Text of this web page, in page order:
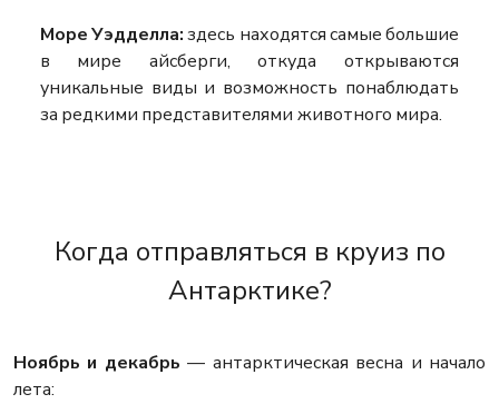
Море Уэдделла:здесь находятся самые большие
в мире айсберги, откуда открываются
уникальные виды и возможность понаблюдать
за редкими представителями животного мира.
Когда отправляться в круиз по
Антарктике?
Ноябрь и декабрь — антарктическая весна и начало
лета: